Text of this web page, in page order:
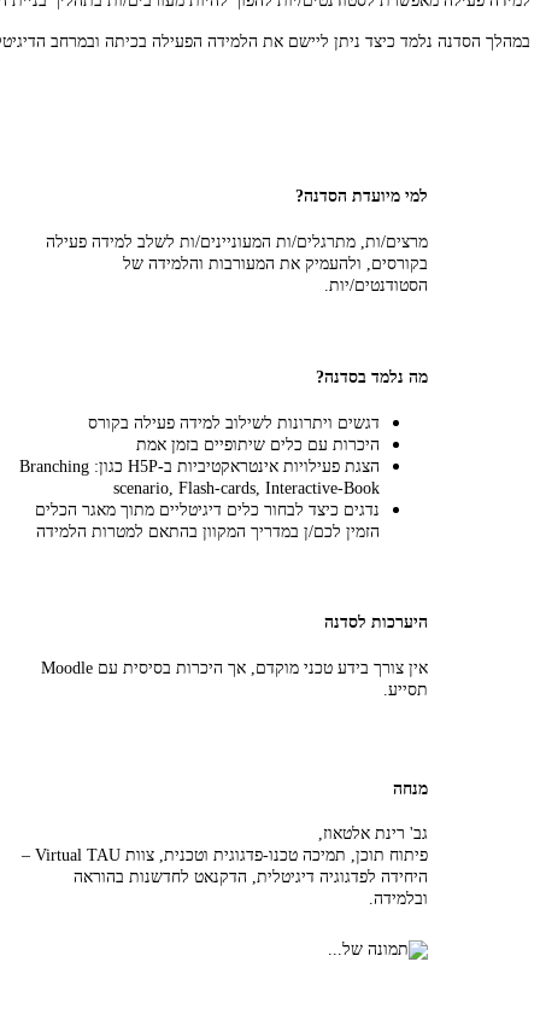
במהלך הסדנה נלמד כיצד ניתן ליישם את הלמידה הפעילה בכיתה ובמרחב
למי מיועדת הסדנה?
מרצים/ות, מתרגלים/ות המעוניינים/ות לשלב למידה פעילה
בקורסים, ולהעמיק את המעורבות והלמידה של
הסטודנטים/יות.
מה נלמד בסדנה?
דגשים ויתרונות לשילוב למידה פעילה בקורס
היכרות עם כלים שיתופיים בזמן אמת
הצגת פעילויות אינטראקטיביות ב-H5P כגון: Branching
scenario, Flash-cards, Interactive-Book
נדגים כיצד לבחור כלים דיגיטליים מתוך מאגר הכלים
הזמין לכם/ן במדריך המקוון בהתאם למטרות הלמידה
היערכות לסדנה
אין צורך בידע טכני מוקדם, אך היכרות בסיסית עם Moodle
תסייע.
מנחה
גב' רינת אלטאוז,
פיתוח תוכן, תמיכה טכנו-פדגוגית וטכנית, צוות Virtual TAU –
היחידה לפדגוגיה דיגיטלית, הדקנאט לחדשנות בהוראה
ובלמידה.